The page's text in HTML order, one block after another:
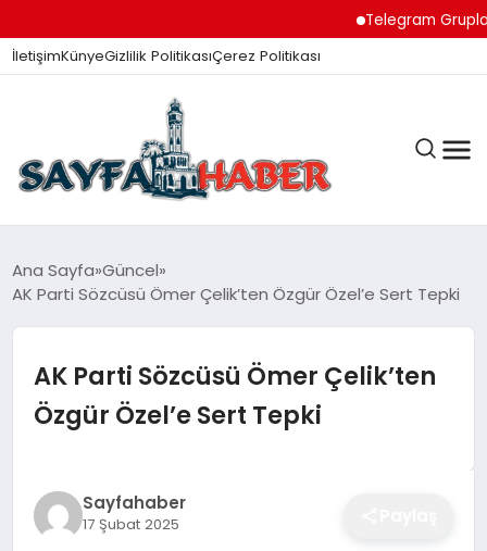
Telegram
İletişimKünyeGizlilik PolitikasıÇerez Politikası
ANA SAYFA
İZMIR HABERLERI
EĞITIM
Ana Sayfa Güncel
AK Parti Sözcüsü Ömer Çelik’ten Özgür Özel’e Sert Tepki
AK Parti Sözcüsü Ömer Çelik’ten
Özgür Özel’e Sert Tepki
Sayfahaber
17 Şubat 2025